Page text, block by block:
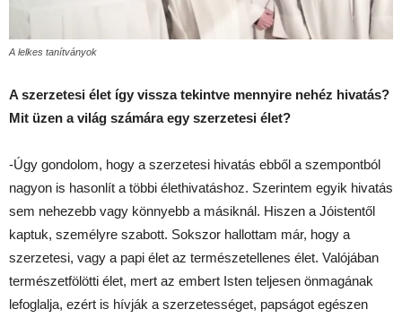
A lelkes tanítványok
A szerzetesi élet így vissza tekintve mennyire nehéz hivatás?
Mit üzen a világ számára egy szerzetesi élet?
-Úgy gondolom, hogy a szerzetesi hivatás ebből a szempontból
nagyon is hasonlít a többi élethivatáshoz. Szerintem egyik hivatás
sem nehezebb vagy könnyebb a másiknál. Hiszen a Jóistentől
kaptuk, személyre szabott. Sokszor hallottam már, hogy a
szerzetesi, vagy a papi élet az természetellenes élet. Valójában
természetfölötti élet, mert az embert Isten teljesen önmagának
lefoglalja, ezért is hívják a szerzetességet, papságot egészen